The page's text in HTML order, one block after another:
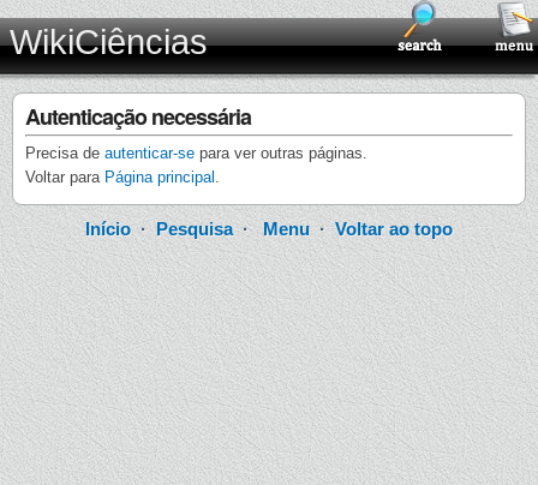
WikiCiências
Autenticação necessária
Precisa de autenticar-se para ver outras páginas.
Voltar para Página principal .
Início · Pesquisa·Menu ·Voltar ao topo